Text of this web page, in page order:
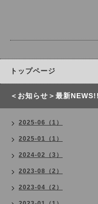
トップページ
＜お知らせ＞最新NEWS!!
2025-06（1）
2025-01（1）
2024-02（3）
2023-08（2）
2023-04（2）